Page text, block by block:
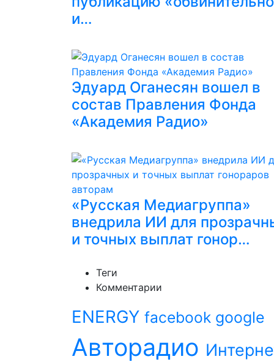
и…
Эдуард Оганесян вошел в
состав Правления Фонда
«Академия Радио»
«Русская Медиагруппа»
внедрила ИИ для
и точных выплат гонор…
Теги
Комментарии
ENERGY facebook google
Авторадио